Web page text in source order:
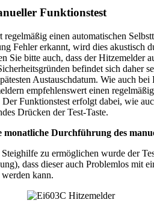
Funktionstest
einen automatischen
Fehler erkannt, wird dies akustisch
Sie bitte auch, dass der Hitzemelder
befindet sich daher
Austauschdatum. Wie auch
empfehlenswert einen
Funktionstest erfolgt dabei, wie
Drücken der Test-Taste.
Durchführung des
zu ermöglichen wurde der
dass dieser auch Problemlos mit
kann.